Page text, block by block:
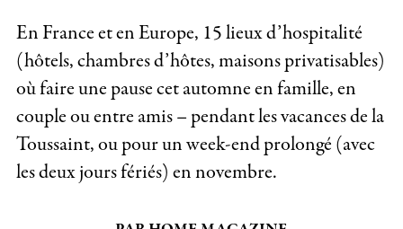
En France et en Europe, 15 lieux d’hospitalité
(hôtels, chambres d’hôtes, maisons privatisables)
où faire une pause cet automne en famille, en
couple ou entre amis – pendant les vacances de la
Toussaint, ou pour un week-end prolongé (avec
les deux jours fériés) en novembre.